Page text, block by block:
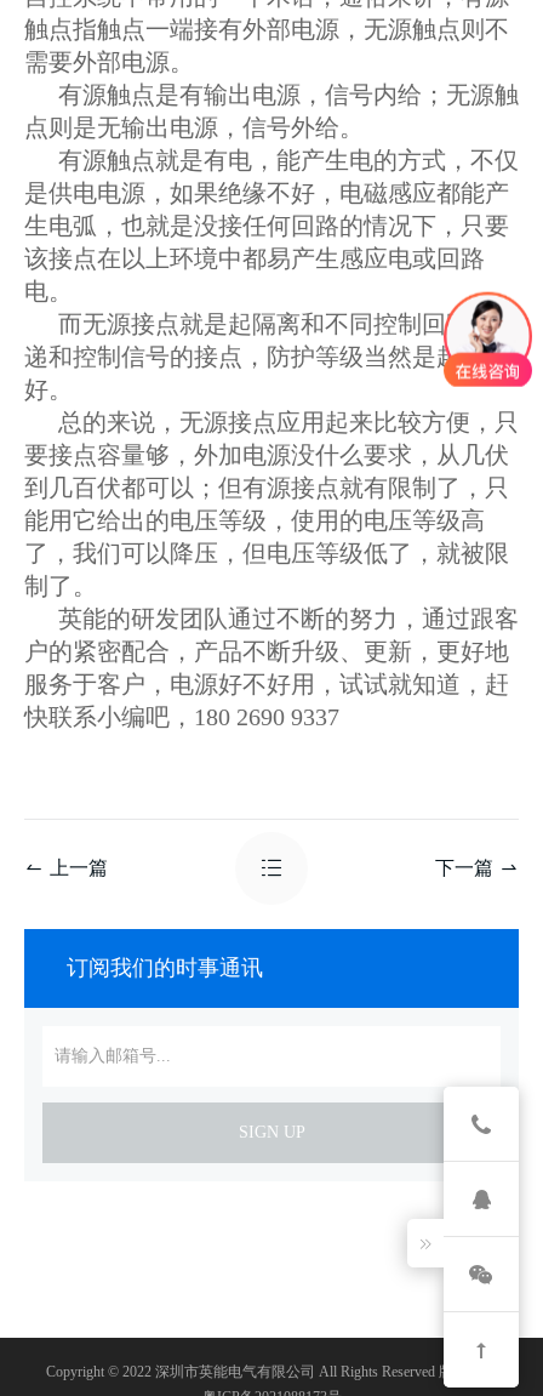
触点指触点一端接有外部电源，无源触点则不
需要外部电源。
有源触点是有输出电源，信号内给；无源触
点则是无输出电源，信号外给。
有源触点就是有电，能产生电的方式，不仅
是供电电源，如果绝缘不好，电磁感应都能产
生电弧，也就是没接任何回路的情况下，只要
该接点在以上环境中都易产生感应电或回路
电。
而无源接点就是起隔离和不同控制回路中传
递和控制信号的接点，防护等级当然是越高越
好。
总的来说，无源接点应用起来比较方便，只
要接点容量够，外加电源没什么要求，从几伏
到几百伏都可以；但有源接点就有限制了，只
能用它给出的电压等级，使用的电压等级高
了，我们可以降压，但电压等级低了，就被限
制了。
英能的研发团队通过不断的努力，通过跟客
户的紧密配合，产品不断升级、更新，更好地
服务于客户，电源好不好用，试试就知道，赶
快联系小编吧，180 2690 9337
上一篇 下一篇
订阅我们的时事通讯
SIGN UP
Copyright © 2022 深圳市英能电气有限公司 All Rights Reserved 版权所有